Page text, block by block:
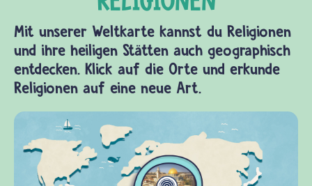
Mit unserer Weltkarte kannst du Religionen
und ihre heiligen Stätten auch geographisch
entdecken. Klick auf die Orte und erkunde
Religionen auf eine neue Art.